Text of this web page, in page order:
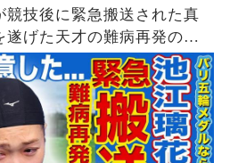
競技後に緊急搬送された真
げた天才の難病再発の可
リ五輪でのある出来事に一
スリートの彼氏の正体と